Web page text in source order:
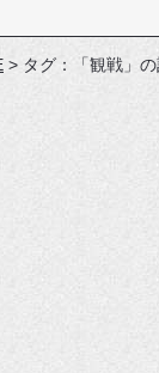
> タグ：「観戦」